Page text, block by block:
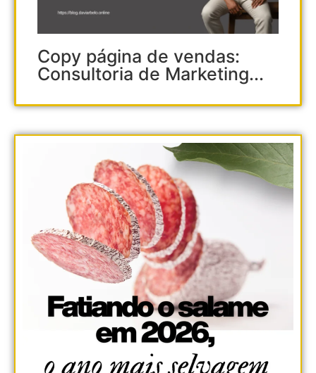
Copy página de vendas:
Consultoria de Marketing...